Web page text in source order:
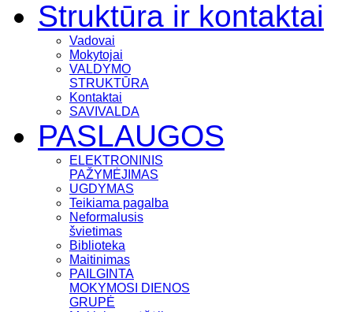
Struktūra ir kontaktai
Vadovai
Mokytojai
VALDYMO
STRUKTŪRA
Kontaktai
SAVIVALDA
PASLAUGOS
ELEKTRONINIS
PAŽYMĖJIMAS
UGDYMAS
Teikiama pagalba
Neformalusis
švietimas
Biblioteka
Maitinimas
PAILGINTA
MOKYMOSI DIENOS
GRUPĖ